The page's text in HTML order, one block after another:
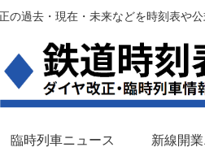
の過去・現在・未来などを時刻表や
臨時列車ニュース 新線開